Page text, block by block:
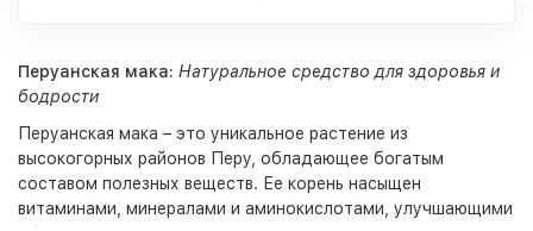
Перуанская мака: Натуральное средство для здоровья и
бодрости
Перуанская мака – это уникальное растение из
высокогорных районов Перу, обладающее богатым
составом полезных веществ. Ее корень насыщен
витаминами, минералами и аминокислотами, улучшающими